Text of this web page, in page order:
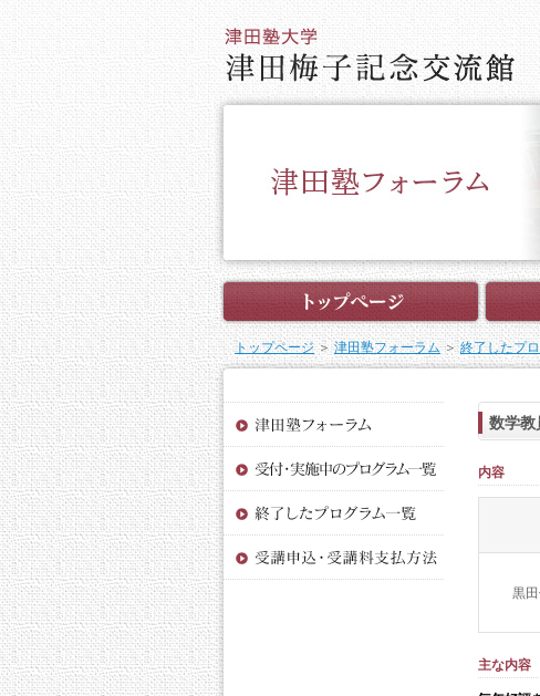
トップページ＞津田塾フォーラム＞終了したプ
数学教
内容
黒
主な内容